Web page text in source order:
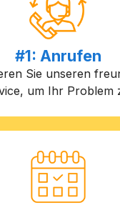
#1: Anrufen
Sie unseren
um Ihr Problem